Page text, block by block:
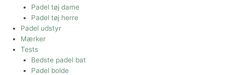
Padel tøj dame
Padel tøj herre
Padel udstyr
Mærker
Tests
Bedste padel bat
Padel bolde